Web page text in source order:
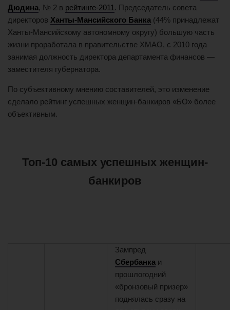
Дюдина, № 2 в рейтинге-2011 . Председатель совета
директоров Ханты-Мансийского Банка (44% принадлежат
Ханты-Мансийскому автономному округу) большую часть
жизни проработала в правительстве ХМАО, с 2010 года
занимая должность директора департамента финансов —
заместителя губернатора.
По субъективному мнению составителей, это изменение
сделало рейтинг успешных женщин-банкиров «БО» более
объективным.
Топ-10 самых успешных женщин-
банкиров
Зампред
Сбербанка и
прошлогодний
«бронзовый призер»
поднялась сразу на